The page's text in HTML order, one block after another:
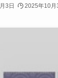
3日 2025年10月